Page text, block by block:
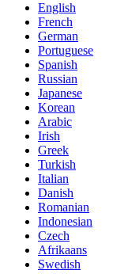
English
French
German
Portuguese
Spanish
Russian
Japanese
Korean
Arabic
Irish
Greek
Turkish
Italian
Danish
Romanian
Indonesian
Czech
Afrikaans
Swedish